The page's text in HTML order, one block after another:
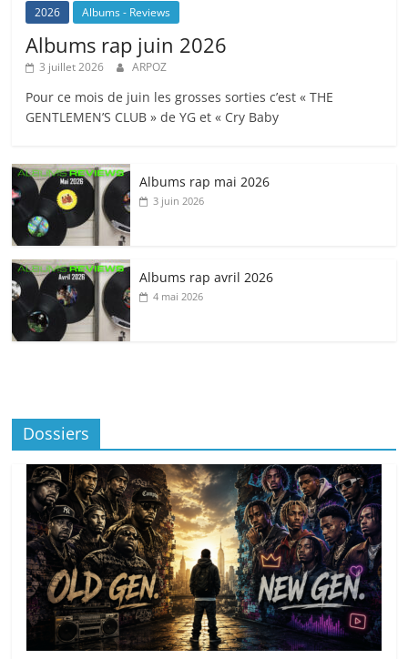
2026 Albums - Reviews
Albums rap juin 2026
3 juillet 2026 ARPOZ
Pour ce mois de juin les grosses sorties c’est « THE
GENTLEMEN’S CLUB » de YG et « Cry Baby
Albums rap mai 2026
3 juin 2026
Albums rap avril 2026
4 mai 2026
Dossiers